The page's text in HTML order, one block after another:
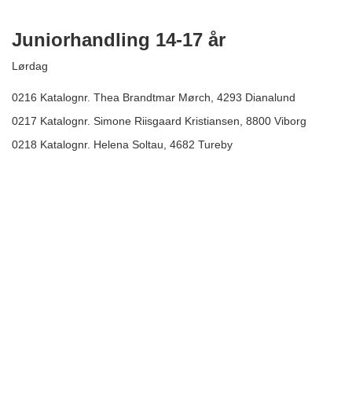
Juniorhandling 14-17 år
Lørdag
0216 Katalognr. Thea Brandtmar Mørch, 4293 Dianalund
0217 Katalognr. Simone Riisgaard Kristiansen, 8800 Viborg
0218 Katalognr. Helena Soltau, 4682 Tureby